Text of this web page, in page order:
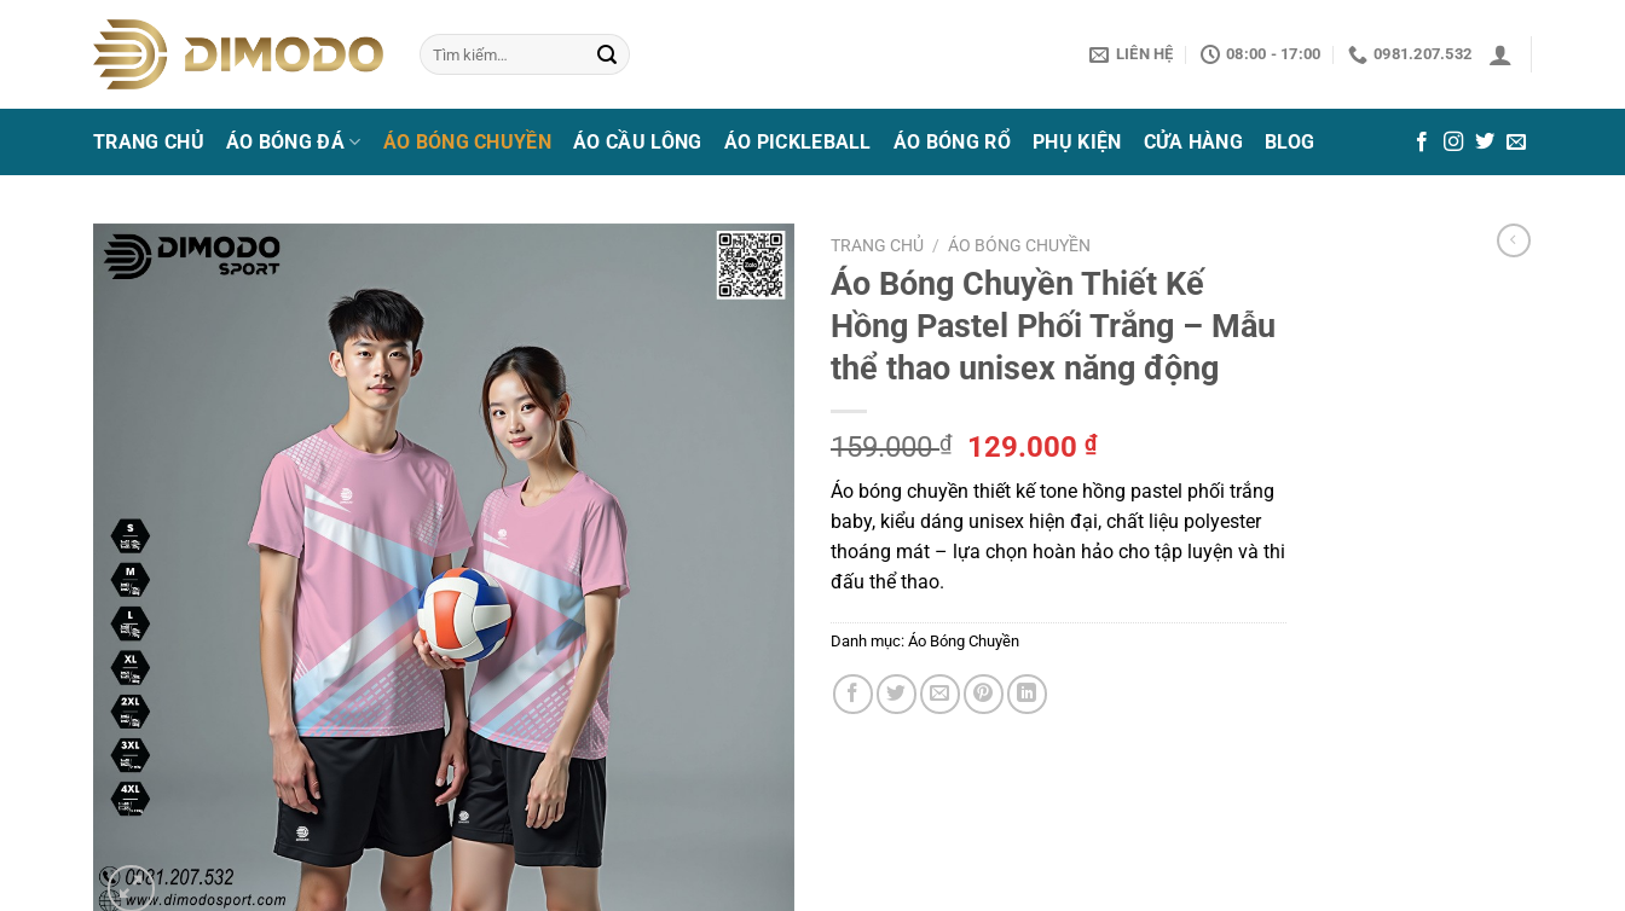
dung
Tìm
kiếm:
LIÊN HỆ 08:00 - 17:00 0981.207.532
TRANG CHỦ ÁO BÓNG ĐÁ ÁO BÓNG CHUYỀN ÁO CẦU LÔNG ÁO PICKLEBALL ÁO BÓNG RỔ PHỤ KIỆN CỬA HÀNG BLOG
TRANG CHỦ / ÁO BÓNG CHUYỀN
Áo Bóng Chuyền Thiết Kế
Hồng Pastel Phối Trắng – Mẫu
thể thao unisex năng động
159.000₫
Giá
gốc
là:
159.000 ₫.
129.000₫Giá
hiện
tại
là:
129.000 ₫.
Áo bóng chuyền thiết kế tone hồng pastel phối trắng
baby, kiểu dáng unisex hiện đại, chất liệu polyester
thoáng mát – lựa chọn hoàn hảo cho tập luyện và thi
đấu thể thao.
Danh mục: Áo Bóng Chuyền